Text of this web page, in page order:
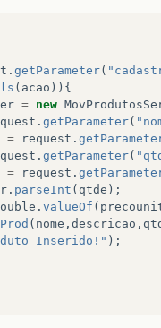
. getParameter(
( acao )){
= new
. getParameter(
= request .
. getParameter(
= request .
. parseInt ( qtde );
. valueOf (
( nome , descricao ,
Inserido!" );